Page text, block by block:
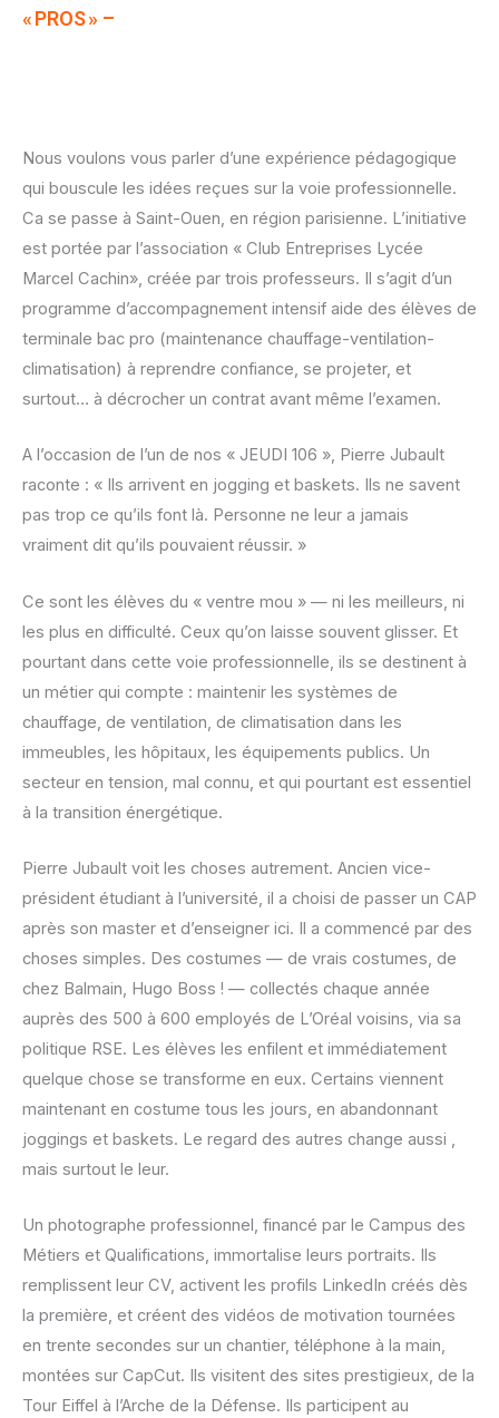
« PROS » –
Nous voulons vous parler d’une expérience pédagogique
qui bouscule les idées reçues sur la voie professionnelle.
Ca se passe à Saint-Ouen, en région parisienne. L’initiative
est portée par l’association « Club Entreprises Lycée
Marcel Cachin», créée par trois professeurs. Il s’agit d’un
programme d’accompagnement intensif aide des élèves de
terminale bac pro (maintenance chauffage-ventilation-
climatisation) à reprendre confiance, se projeter, et
surtout… à décrocher un contrat avant même l’examen.
A l’occasion de l’un de nos « JEUDI 106 », Pierre Jubault
raconte : « Ils arrivent en jogging et baskets. Ils ne savent
pas trop ce qu’ils font là. Personne ne leur a jamais
vraiment dit qu’ils pouvaient réussir. »
Ce sont les élèves du « ventre mou » — ni les meilleurs, ni
les plus en difficulté. Ceux qu’on laisse souvent glisser. Et
pourtant dans cette voie professionnelle, ils se destinent à
un métier qui compte : maintenir les systèmes de
chauffage, de ventilation, de climatisation dans les
immeubles, les hôpitaux, les équipements publics. Un
secteur en tension, mal connu, et qui pourtant est essentiel
à la transition énergétique.
Pierre Jubault voit les choses autrement. Ancien vice-
président étudiant à l’université, il a choisi de passer un CAP
après son master et d’enseigner ici. Il a commencé par des
choses simples. Des costumes — de vrais costumes, de
chez Balmain, Hugo Boss ! — collectés chaque année
auprès des 500 à 600 employés de L’Oréal voisins, via sa
politique RSE. Les élèves les enfilent et immédiatement
quelque chose se transforme en eux. Certains viennent
maintenant en costume tous les jours, en abandonnant
joggings et baskets. Le regard des autres change aussi ,
mais surtout le leur.
Un photographe professionnel, financé par le Campus des
Métiers et Qualifications, immortalise leurs portraits. Ils
remplissent leur CV, activent les profils LinkedIn créés dès
la première, et créent des vidéos de motivation tournées
en trente secondes sur un chantier, téléphone à la main,
montées sur CapCut. Ils visitent des sites prestigieux, de la
Tour Eiffel à l’Arche de la Défense. Ils participent au